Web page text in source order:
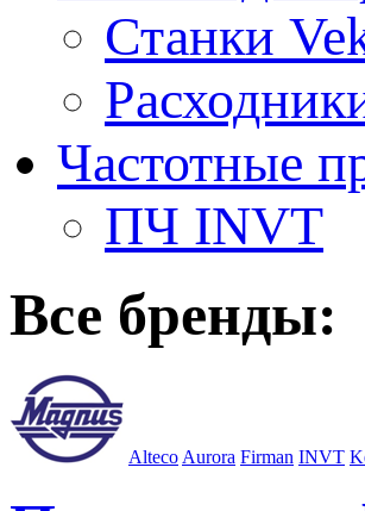
Станки
Частотные
ПЧ INVT
Все бренды:
Alteco Aurora Firman INVT